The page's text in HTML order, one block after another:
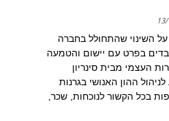
השינוי שהתחולל בחברה
בפרט עם יישום והטמעה
העצמי מבית סינריון
ההון האנושי בגרנות
בכל הקשור לנוכחות, שכר,